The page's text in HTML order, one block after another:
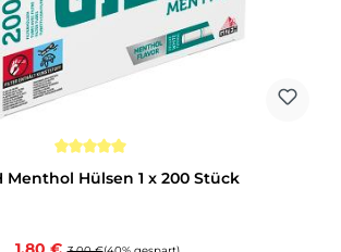
Menthol Hülsen 1 x 200 Stück
Verkaufspreis:
Regulärer Preis: